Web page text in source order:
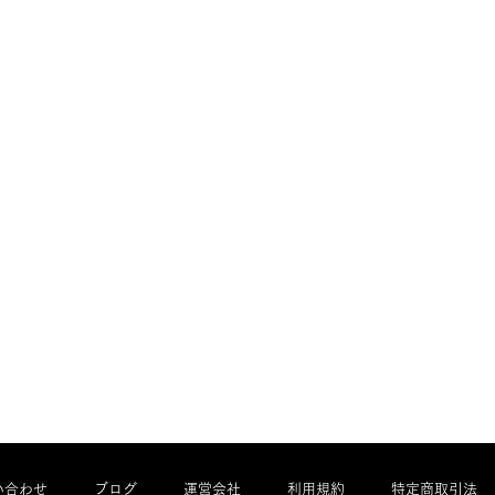
合わせ ブログ 運営会社 利用規約 特定商取引法